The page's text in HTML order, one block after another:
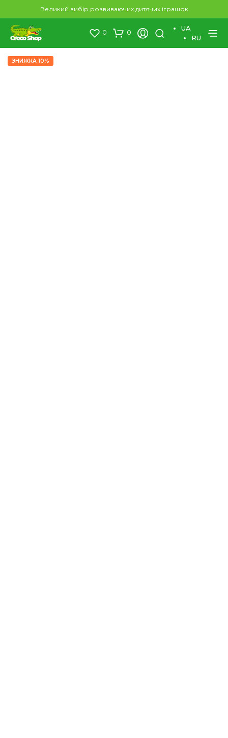
Великий вибір розвиваючих дитячих іграшок
0 0
UA
RU
ЗНИЖКА 10%